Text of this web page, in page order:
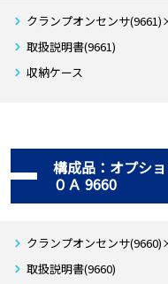
クランプオンセンサ
取扱説明書(9661)
収納ケース
構成品：オプシ
０Ａ 9660
クランプオンセンサ
取扱説明書(9660)